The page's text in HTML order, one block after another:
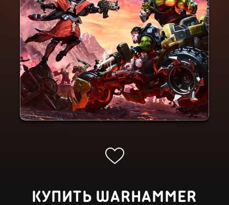
КУПИТЬ WARHAMMER